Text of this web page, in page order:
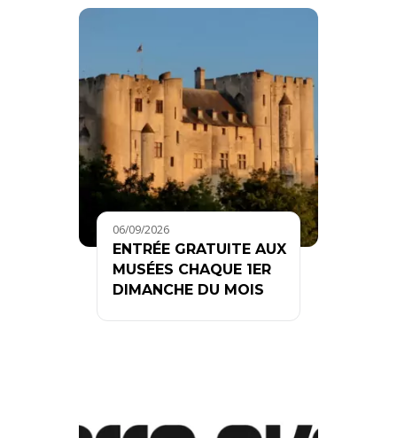
06/09/2026
ENTRÉE GRATUITE AUX
MUSÉES CHAQUE 1ER
DIMANCHE DU MOIS